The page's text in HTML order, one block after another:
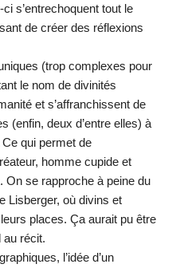
s’entrechoquent tout le
de créer des réflexions
(trop complexes pour
le nom de divinités
et s’affranchissent de
(enfin, deux d’entre elles) à
qui permet de
homme cupide et
On se rapproche à peine du
Lisberger, où divins et
places. Ça aurait pu être
au récit.
l’idée d’un